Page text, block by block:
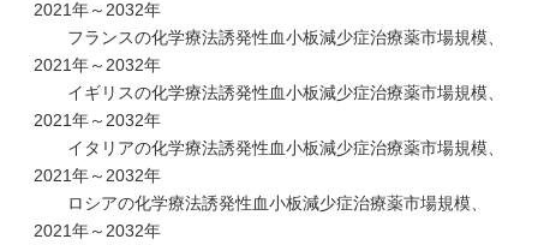
2021年～2032年
フランスの化学療法誘発性血小板減少症治療薬市場規模、
2021年～2032年
イギリスの化学療法誘発性血小板減少症治療薬市場規模、
2021年～2032年
イタリアの化学療法誘発性血小板減少症治療薬市場規模、
2021年～2032年
ロシアの化学療法誘発性血小板減少症治療薬市場規模、
2021年～2032年